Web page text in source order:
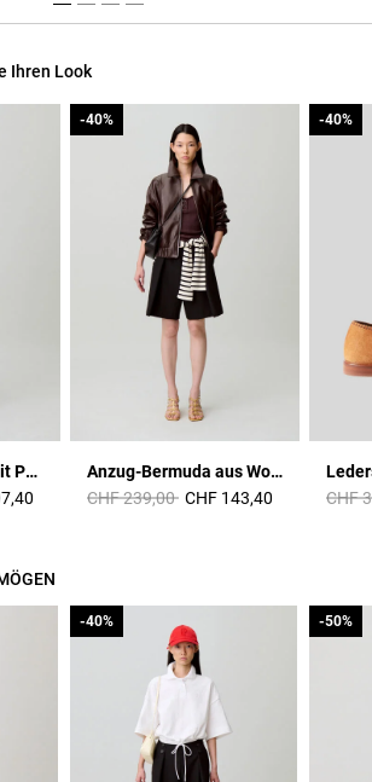
Ihren Look
Baumwoll-T-Shirt mit Polokragen
Anzug-Bermuda aus Wollmischung
Price reduced from
CHF 239,00to
-40%
CHF 143,40
-40%
Price
CHF
-40%
-40%
-40%
-40% -50%
-50%